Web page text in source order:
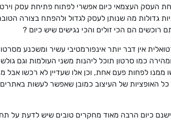
העסק העצמאי כיום אפשרי לפתוח פתיחת עסק
גדולות מה שנותן לעסק לגדול ולהפתח בצורה
הם הכי זולים והכי נגישים שיש כיום ?
אין דבר יותר אינפורמטיבי עשיר ומשכנע
כמו סרטון תוכל ליהנות משני העולמות וגם
לפחות פעם אחת, וכן אלו שעדיין לא רכשו אבל
האופציות של העיצוב כמובן שאפשר לעשות באתרים
כיום הרבה מאוד מחקרים טובים שיש לדעת על